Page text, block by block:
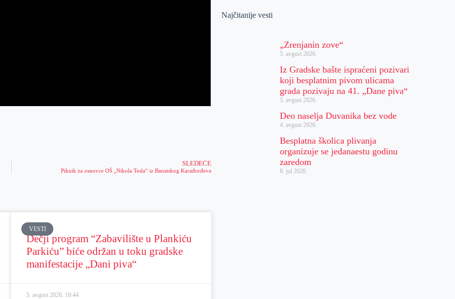
SLEDEĆE
Piknik za osnovce OŠ „Nikola Tesla“ iz Banatskog Karađorđeva
VESTI
Dečji program “Zabavilište u Plankiću
Parkiću” biće održan u toku gradske
manifestacije „Dani piva“
5. avgust 2026. 10:44
Najčitanije vesti
„Zrenjanin zove“
5. avgust 2026.
Iz Gradske bašte ispraćeni pozivari
koji besplatnim pivom ulicama
grada pozivaju na 41. „Dane piva“
5. avgust 2026.
Deo naselja Duvanika bez vode
4. avgust 2026.
Besplatna školica plivanja
organizuje se jedanaestu godinu
zaredom
8. jul 2026.